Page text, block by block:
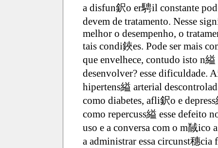
a disfun鈬o er騁il constante
devem de tratamento. Nesse
melhor o desempenho, o
tais condi鋏es. Pode ser mais
que envelhece, contudo isto n
desenvolver? esse dificuldade.
hipertens縊 arterial
como diabetes, afli鈬o e
como repercuss縊 esse defeito
uso e a conversa com o m馘ico
a administrar essa circunst穗